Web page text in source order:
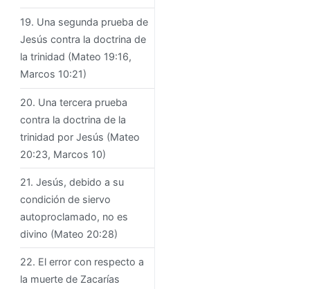
19. Una segunda prueba de
Jesús contra la doctrina de
la trinidad (Mateo 19:16,
Marcos 10:21)
20. Una tercera prueba
contra la doctrina de la
trinidad por Jesús (Mateo
20:23, Marcos 10)
21. Jesús, debido a su
condición de siervo
autoproclamado, no es
divino (Mateo 20:28)
22. El error con respecto a
la muerte de Zacarías